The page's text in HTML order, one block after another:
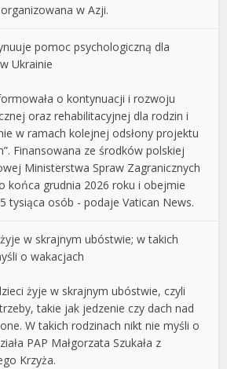
w Azji.
pomoc psychologiczną dla
Ukrainie
o kontynuacji i rozwoju
oraz rehabilitacyjnej dla rodzin i
w ramach kolejnej odsłony projektu
Finansowana ze środków polskiej
Ministerstwa Spraw Zagranicznych
końca grudnia 2026 roku i obejmie
tysiąca osób - podaje Vatican News.
w skrajnym ubóstwie; w takich
o wakacjach
żyje w skrajnym ubóstwie, czyli
takie jak jedzenie czy dach nad
W takich rodzinach nikt nie myśli o
PAP Małgorzata Szukała z
Krzyża.